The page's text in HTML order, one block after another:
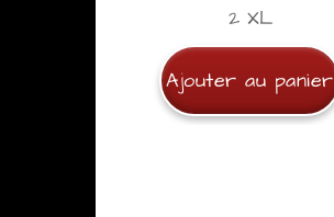
2 XL
Ajouter au panier